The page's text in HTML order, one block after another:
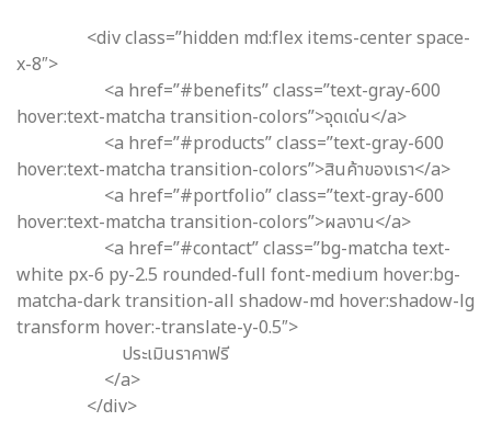
<div class=”hidden md:flex items-center space-
x-8″>
<a href=”#benefits” class=”text-gray-600
hover:text-matcha transition-colors”>จุดเด่น</a>
<a href=”#products” class=”text-gray-600
hover:text-matcha transition-colors”>สินค้าของเรา</a>
<a href=”#portfolio” class=”text-gray-600
hover:text-matcha transition-colors”>ผลงาน</a>
<a href=”#contact” class=”bg-matcha text-
white px-6 py-2.5 rounded-full font-medium hover:bg-
matcha-dark transition-all shadow-md hover:shadow-lg
transform hover:-translate-y-0.5″>
ประเมินราคาฟรี
</a>
</div>